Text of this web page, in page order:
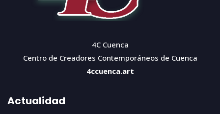
4C Cuenca
Centro de Creadores Contemporáneos de Cuenca
4ccuenca.art
Actualidad